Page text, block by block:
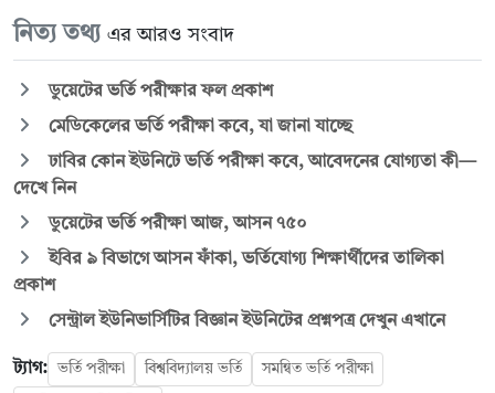
নিত্য তথ্য এর আরও সংবাদ
ডুয়েটের ভর্তি পরীক্ষার ফল প্রকাশ
মেডিকেলের ভর্তি পরীক্ষা কবে, যা জানা যাচ্ছে
ঢাবির কোন ইউনিটে ভর্তি পরীক্ষা কবে, আবেদনের যোগ্যতা কী—
দেখে নিন
ডুয়েটের ভর্তি পরীক্ষা আজ, আসন ৭৫০
ইবির ৯ বিভাগে আসন ফাঁকা, ভর্তিযোগ্য শিক্ষার্থীদের তালিকা
প্রকাশ
সেন্ট্রাল ইউনিভার্সিটির বিজ্ঞান ইউনিটের প্রশ্নপত্র দেখুন এখানে
ট্যাগ: ভর্তি পরীক্ষা বিশ্ববিদ্যালয় ভর্তি সমন্বিত ভর্তি পরীক্ষা